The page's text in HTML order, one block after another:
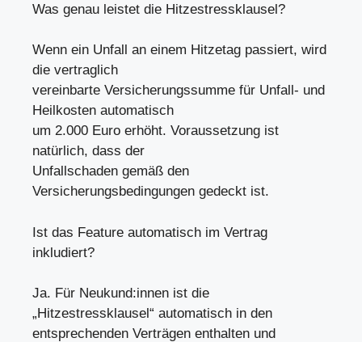
Was genau leistet die Hitzestressklausel?
Wenn ein Unfall an einem Hitzetag passiert, wird
die vertraglich
vereinbarte Versicherungssumme für Unfall- und
Heilkosten automatisch
um 2.000 Euro erhöht. Voraussetzung ist
natürlich, dass der
Unfallschaden gemäß den
Versicherungsbedingungen gedeckt ist.
Ist das Feature automatisch im Vertrag
inkludiert?
Ja. Für Neukund:innen ist die
„Hitzestressklausel“ automatisch in den
entsprechenden Verträgen enthalten und